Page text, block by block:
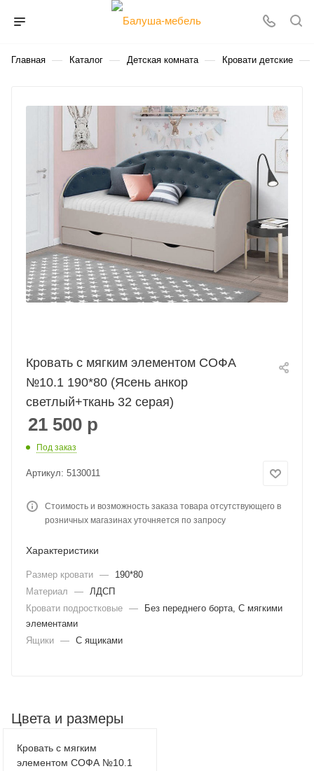
Главная — Каталог — Детская комната — Кровати детские —
Кровать с мягким элементом СОФА
№10.1 190*80 (Ясень анкор
светлый+ткань 32 серая)
21 500 р
Под заказ
Артикул: 5130011
Стоимость и возможность заказа товара отсутствующего в
розничных магазинах уточняется по запросу
Характеристики
Размер кровати —
190*80
Материал
— ЛДСП
Кровати подростковые —
Без переднего борта, С мягкими
элементами
Ящики — С ящиками
Цвета и размеры
Кровать с мягким
элементом СОФА №10.1